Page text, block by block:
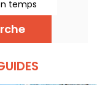
temps
RATP,
et
les
avant de